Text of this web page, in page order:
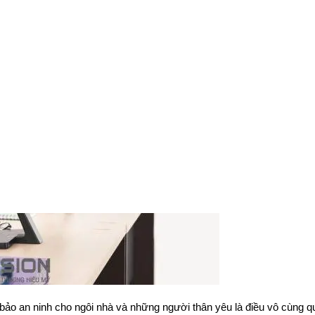
an ninh cho ngôi nhà và những người thân yêu là điều vô cùng